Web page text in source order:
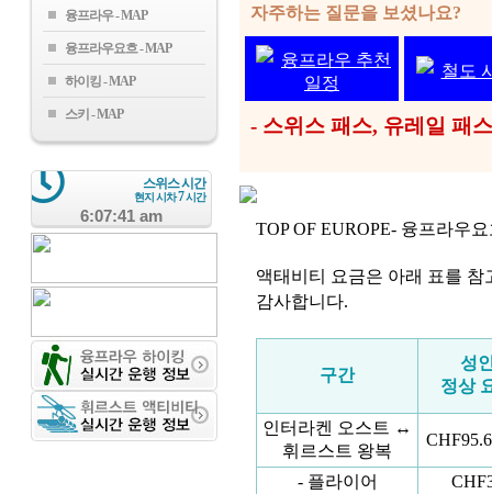
융프라우
융프라우요흐
하이킹
스키
스위스 시간
현지 시차7시간
6:07:42 am
자주하는 질문을 보셨나요?
융프라우 추천
일정
철도
- 스위스 패스, 유레일 패
TOP OF EUROPE- 융프라우
액태비티 요금은 아래 표를 참
감사합니다.
구간
성
정상
인터라켄 오스트 ↔
휘르스트 왕복
- 플라이어